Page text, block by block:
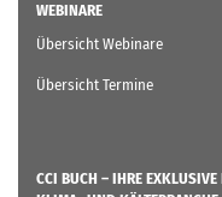
WEBINARE
Übersicht Webinare
Übersicht Termine
CCI BUCH – IHRE